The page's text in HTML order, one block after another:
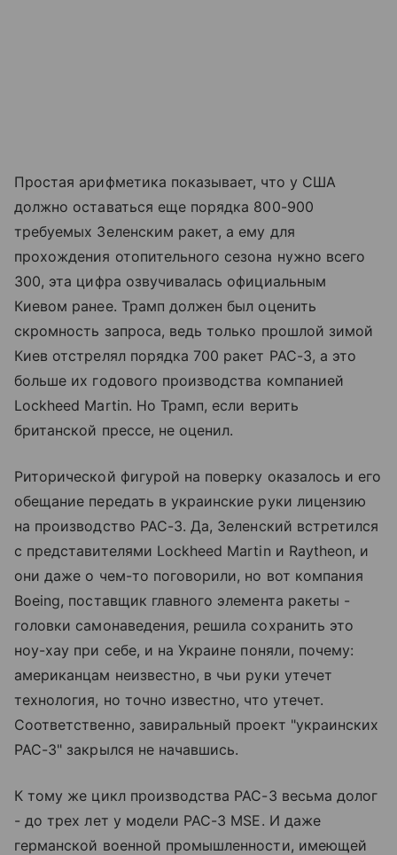
Простая арифметика показывает, что у США
должно оставаться еще порядка 800-900
требуемых Зеленским ракет, а ему для
прохождения отопительного сезона нужно всего
300, эта цифра озвучивалась официальным
Киевом ранее. Трамп должен был оценить
скромность запроса, ведь только прошлой зимой
Киев отстрелял порядка 700 ракет PAC-3, а это
больше их годового производства компанией
Lockheed Martin. Но Трамп, если верить
британской прессе, не оценил.
Риторической фигурой на поверку оказалось и его
обещание передать в украинские руки лицензию
на производство PAC-3. Да, Зеленский встретился
с представителями Lockheed Martin и Raytheon, и
они даже о чем-то поговорили, но вот компания
Boeing, поставщик главного элемента ракеты -
головки самонаведения, решила сохранить это
ноу-хау при себе, и на Украине поняли, почему:
американцам неизвестно, в чьи руки утечет
технология, но точно известно, что утечет.
Соответственно, завиральный проект "украинских
PAC-3" закрылся не начавшись.
К тому же цикл производства PAC-3 весьма долог
- до трех лет у модели PAC-3 MSE. И даже
германской военной промышленности, имеющей